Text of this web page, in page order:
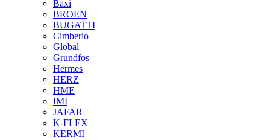
Baxi
BROEN
BUGATTI
Cimberio
Global
Grundfos
Hermes
HERZ
HME
IMI
JAFAR
K-FLEX
KERMI